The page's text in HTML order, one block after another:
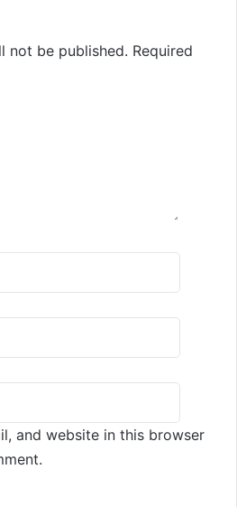
not be published. Required
and website in this browser